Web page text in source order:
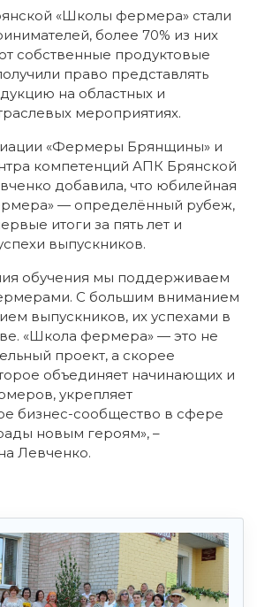
«Школы фермера» стали
более 70% из них
собственные продуктовые
право представлять
на областных и
мероприятиях.
«Фермеры Брянщины» и
компетенций АПК Брянской
добавила, что юбилейная
— определённый рубеж,
итоги за пять лет и
выпускников.
обучения мы поддерживаем
С большим вниманием
выпускников, их успехами в
«Школа фермера» — это не
проект, а скорее
объединяет начинающих и
укрепляет
бизнес-сообщество в сфере
новым героям», –
Левченко.